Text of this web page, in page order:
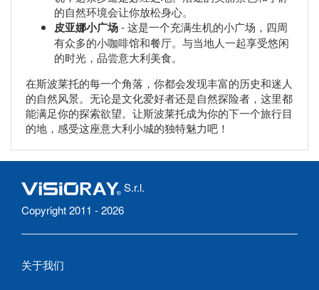
的自然环境会让你放松身心。
皮亚娜小广场- 这是一个充满生机的小广场，四周
有众多的小咖啡馆和餐厅。与当地人一起享受悠闲
的时光，品尝意大利美食。
在斯波莱托的每一个角落，你都会发现丰富的历史和迷人
的自然风景。无论是文化爱好者还是自然探险者，这里都
能满足你的探索欲望。让斯波莱托成为你的下一个旅行目
的地，感受这座意大利小城的独特魅力吧！
S.r.l.
Copyright 2011 - 2026
关于我们